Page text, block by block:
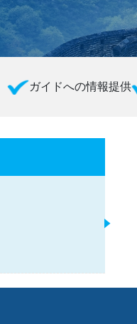
ガイドへの情報提供